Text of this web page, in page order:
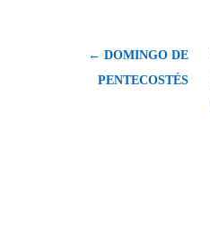
← DOMINGO DE
PENTECOSTÉS